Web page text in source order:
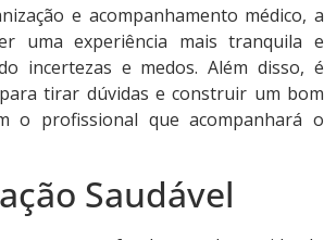
e acompanhamento médico, a
uma experiência mais tranquila e
incertezas e medos. Além disso, é
tirar dúvidas e construir um bom
o profissional que acompanhará o
Saudável